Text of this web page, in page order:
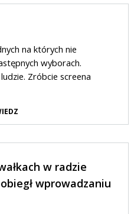
na których nie
wyborach.
Zróbcie screena
w radzie
wprowadzaniu